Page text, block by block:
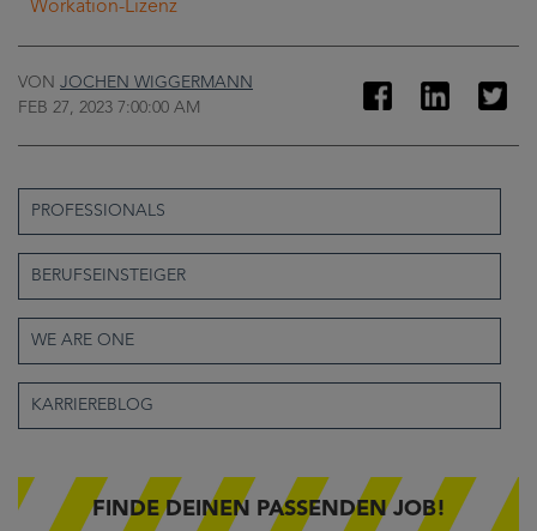
Workation-Lizenz
VON JOCHEN WIGGERMANN
FEB 27, 2023 7:00:00 AM
PROFESSIONALS
BERUFSEINSTEIGER
WE ARE ONE
KARRIEREBLOG
FINDE DEINEN PASSENDEN JOB!